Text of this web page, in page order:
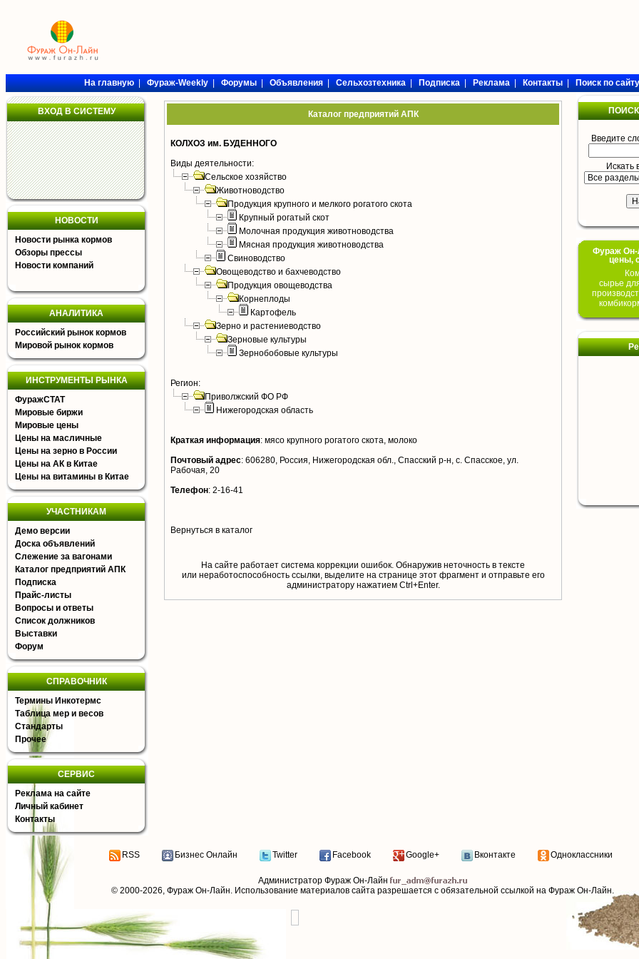
На главную|Фураж-Weekly|Форумы|Объявления|Сельхозтехника|Подписка|Реклама|Контакты|Поиск по сайту
ВХОД В СИСТЕМУ
НОВОСТИ
Новости рынка кормов
Обзоры прессы
Новости компаний
АНАЛИТИКА
Российский рынок кормов
Мировой рынок кормов
ИНСТРУМЕНТЫ РЫНКА
ФуражСТАТ
Мировые биржи
Мировые цены
Цены на масличные
Цены на зерно в России
Цены на АК в Китае
Цены на витамины в Китае
УЧАСТНИКАМ
Демо версии
Доска объявлений
Слежение за вагонами
Каталог предприятий АПК
Подписка
Прайс-листы
Вопросы и ответы
Список должников
Выставки
Форум
СПРАВОЧНИК
Термины Инкотермс
Таблица мер и весов
Стандарты
Прочее
СЕРВИС
Реклама на сайте
Личный кабинет
Контакты
Каталог предприятий АПК
КОЛХОЗ им. БУДЕННОГО
Виды деятельности:
Сельское хозяйство
Животноводство
Продукция крупного и мелкого рогатого скота
Крупный рогатый скот
Молочная продукция животноводства
Мясная продукция животноводства
Свиноводство
Овощеводство и бахчеводство
Продукция овощеводства
Корнеплоды
Картофель
Зерно и растениеводство
Зерновые культуры
Зернобобовые культуры
Регион:
Приволжский ФО РФ
Нижегородская область
Краткая информация: мясо крупного рогатого скота, молоко
Почтовый адрес: 606280, Россия, Нижегородская обл., Спасский р-н, с. Спасское, ул.
Рабочая, 20
Телефон: 2-16-41
Вернуться в каталог
На сайте работает система коррекции ошибок. Обнаружив неточность в тексте
или неработоспособность ссылки, выделите на странице этот фрагмент и отправьте его
aдминистратору нажатием Ctrl+Enter.
Введите
Искать
Фураж Он-
цены,
сырье
RSS Бизнес Онлайн Twitter Facebook Google+ Вконтакте Одноклассники
Администратор Фураж Он-Лайн
© 2000-2026, Фураж Он-Лайн. Использование материалов сайта разрешается с обязательной ссылкой на Фураж Он-Лайн.